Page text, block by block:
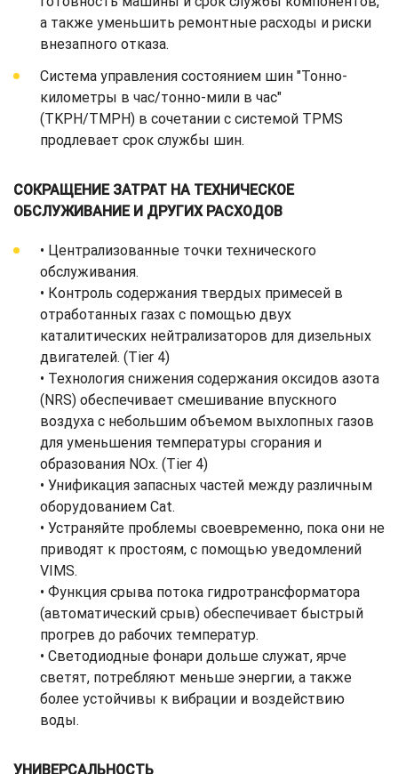
а также уменьшить ремонтные расходы и риски
внезапного отказа.
Система управления состоянием шин "Тонно-
километры в час/тонно-мили в час"
(TKPH/TMPH) в сочетании с системой TPMS
продлевает срок службы шин.
СОКРАЩЕНИЕ ЗАТРАТ НА ТЕХНИЧЕСКОЕ
ОБСЛУЖИВАНИЕ И ДРУГИХ РАСХОДОВ
• Централизованные точки технического
обслуживания.
• Контроль содержания твердых примесей в
отработанных газах с помощью двух
каталитических нейтрализаторов для дизельных
двигателей. (Tier 4)
• Технология снижения содержания оксидов азота
(NRS) обеспечивает смешивание впускного
воздуха с небольшим объемом выхлопных газов
для уменьшения температуры сгорания и
образования NOx. (Tier 4)
• Унификация запасных частей между различным
оборудованием Cat.
• Устраняйте проблемы своевременно, пока они не
приводят к простоям, с помощью уведомлений
VIMS.
• Функция срыва потока гидротрансформатора
(автоматический срыв) обеспечивает быстрый
прогрев до рабочих температур.
• Светодиодные фонари дольше служат, ярче
светят, потребляют меньше энергии, а также
более устойчивы к вибрации и воздействию
воды.
УНИВЕРСАЛЬНОСТЬ